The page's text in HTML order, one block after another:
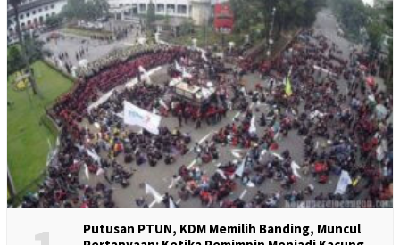
Putusan PTUN, KDM Memilih Banding, Muncul